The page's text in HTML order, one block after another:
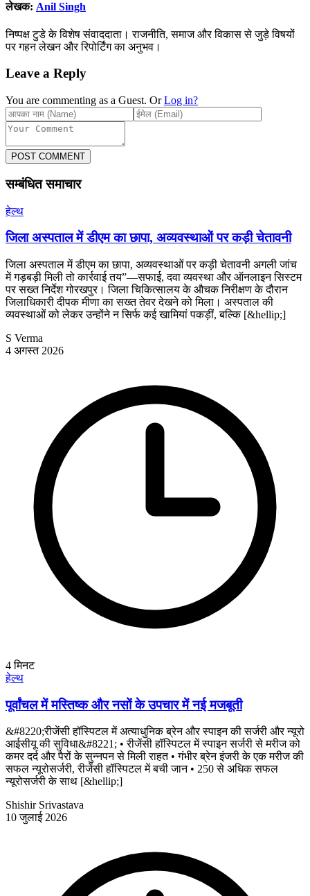
लेखक: Anil Singh
निष्पक्ष टुडे के विशेष संवाददाता। राजनीति, समाज और विकास से जुड़े विषयों
पर गहन लेखन और रिपोर्टिंग का अनुभव।
Leave a Reply
You are commenting as a Guest. Or Log in?
POST COMMENT
सम्बंधित समाचार
हेल्थ
जिला अस्पताल में डीएम का छापा, अव्यवस्थाओं पर कड़ी चेतावनी
जिला अस्पताल में डीएम का छापा, अव्यवस्थाओं पर कड़ी चेतावनी अगली जांच
में गड़बड़ी मिली तो कार्रवाई तय”—सफाई, दवा व्यवस्था और ऑनलाइन सिस्टम
पर सख्त निर्देश गोरखपुर। जिला चिकित्सालय के औचक निरीक्षण के दौरान
जिलाधिकारी दीपक मीणा का सख्त तेवर देखने को मिला। अस्पताल की
व्यवस्थाओं को लेकर उन्होंने न सिर्फ कई खामियां पकड़ीं, बल्कि [&hellip;]
S Verma
4 अगस्त 2026
4मिनट
हेल्थ
पूर्वांचल में मस्तिष्क और नसों के उपचार में नई मजबूती
&#8220;रीजेंसी हॉस्पिटल में अत्याधुनिक ब्रेन और स्पाइन की सर्जरी और न्यूरो
आईसीयू की सुविधा&#8221; • रीजेंसी हॉस्पिटल में स्पाइन सर्जरी से मरीज को
कमर दर्द और पैरों के सुन्नपन से मिली राहत • गंभीर ब्रेन इंजरी के एक मरीज की
सफल न्यूरोसर्जरी, रीजेंसी हॉस्पिटल में बची जान • 250 से अधिक सफल
न्यूरोसर्जरी के साथ [&hellip;]
Shishir Srivastava
10 जुलाई 2026